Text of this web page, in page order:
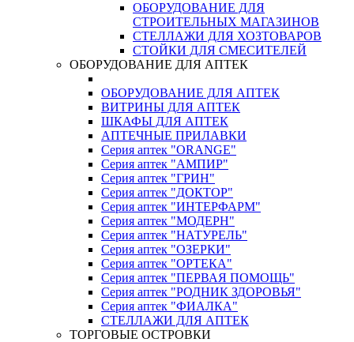
ОБОРУДОВАНИЕ ДЛЯ
СТРОИТЕЛЬНЫХ МАГАЗИНОВ
СТЕЛЛАЖИ ДЛЯ ХОЗТОВАРОВ
СТОЙКИ ДЛЯ СМЕСИТЕЛЕЙ
ОБОРУДОВАНИЕ ДЛЯ АПТЕК
ОБОРУДОВАНИЕ ДЛЯ АПТЕК
ВИТРИНЫ ДЛЯ АПТЕК
ШКАФЫ ДЛЯ АПТЕК
АПТЕЧНЫЕ ПРИЛАВКИ
Серия аптек "ORANGE"
Серия аптек "АМПИР"
Серия аптек "ГРИН"
Серия аптек "ДОКТОР"
Серия аптек "ИНТЕРФАРМ"
Серия аптек "МОДЕРН"
Серия аптек "НАТУРЕЛЬ"
Серия аптек "ОЗЕРКИ"
Серия аптек "ОРТЕКА"
Серия аптек "ПЕРВАЯ ПОМОЩЬ"
Серия аптек "РОДНИК ЗДОРОВЬЯ"
Серия аптек "ФИАЛКА"
СТЕЛЛАЖИ ДЛЯ АПТЕК
ТОРГОВЫЕ ОСТРОВКИ